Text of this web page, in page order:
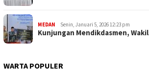
MEDAN Senin, Januari 5, 2026 12:23 pm
Kunjungan Mendikdasmen,
WARTA POPULER